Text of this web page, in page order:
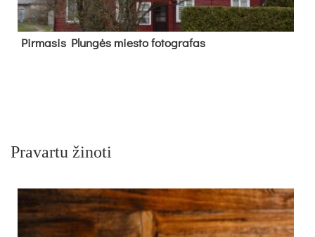
Pir­ma­sis Plun­gės mies­to fo­tog­ra­fas
Pravartu žinoti